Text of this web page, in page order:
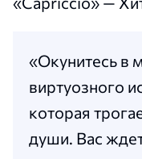
«Окунитесь в
виртуозного
которая
души. Вас